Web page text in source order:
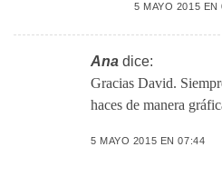
5 MAYO 2015 EN
Ana dice:
Gracias David.
haces de manera
5 MAYO 2015 EN 07:44